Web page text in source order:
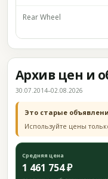
Rear Wheel
Архив цен и
30.07.2014–02.08.2026
Это старые
Используйте цены
Средняя цена
1 461 754 ₽